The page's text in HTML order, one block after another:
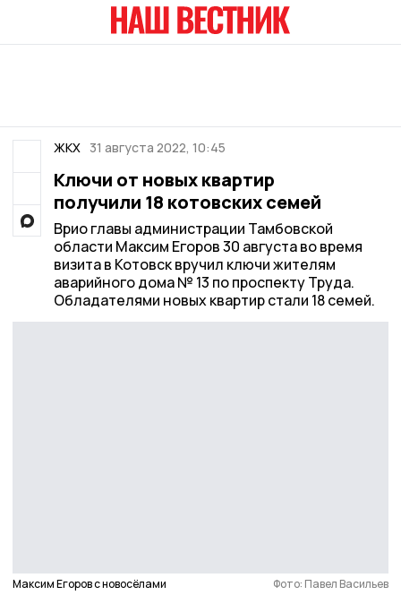
ЖКХ 31 августа 2022, 10:45
Ключи от новых квартир
получили 18 котовских семей
Врио главы администрации Тамбовской
области Максим Егоров 30 августа во время
визита в Котовск вручил ключи жителям
аварийного дома № 13 по проспекту Труда.
Обладателями новых квартир стали 18 семей.
Максим Егоров с новосёлами Фото: Павел Васильев